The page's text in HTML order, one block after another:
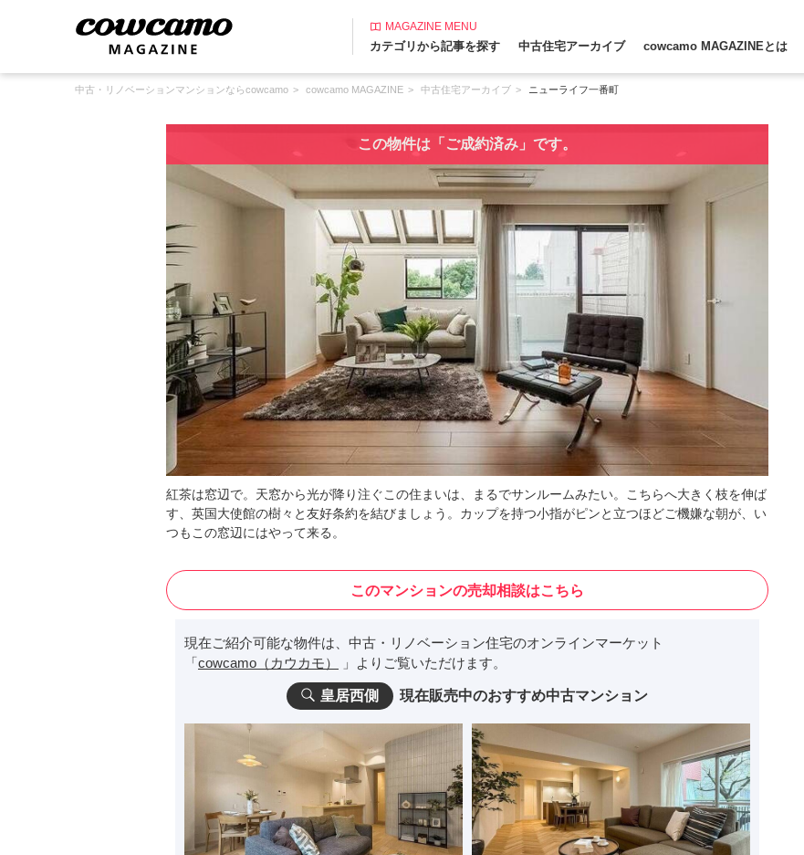
MAGAZINE MENU
カテゴリから記事を探す 中古住宅アーカイブ cowcamo MAGAZINEとは
中古・リノベーションマンションならcowcamo cowcamo MAGAZINE 中古住宅アーカイブ ニューライフ一番町
この物件は「ご成約済み」です。
紅茶は窓辺で。天窓から光が降り注ぐこの住まいは、まるでサンルームみたい。こちらへ大きく枝を伸ば
す、英国大使館の樹々と友好条約を結びましょう。カップを持つ小指がピンと立つほどご機嫌な朝が、い
つもこの窓辺にはやって来る。
このマンションの売却相談はこちら
現在ご紹介可能な物件は、中古・リノベーション住宅のオンラインマーケット
「cowcamo（カウカモ） 」よりご覧いただけます。
皇居西側 現在販売中のおすすめ中古マンション